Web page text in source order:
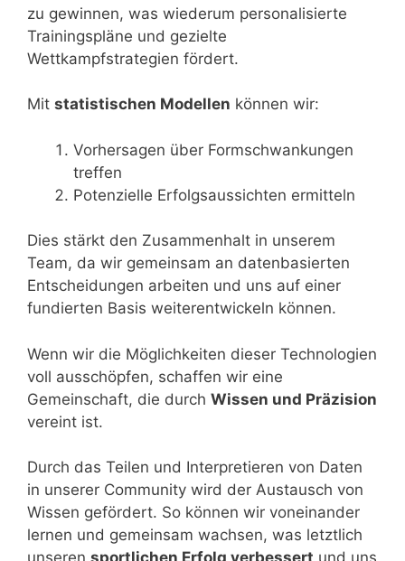
zu gewinnen, was wiederum personalisierte
Trainingspläne und gezielte
Wettkampfstrategien fördert.
Mit statistischen Modellen können wir:
Vorhersagen über Formschwankungen
treffen
Potenzielle Erfolgsaussichten ermitteln
Dies stärkt den Zusammenhalt in unserem
Team, da wir gemeinsam an datenbasierten
Entscheidungen arbeiten und uns auf einer
fundierten Basis weiterentwickeln können.
Wenn wir die Möglichkeiten dieser Technologien
voll ausschöpfen, schaffen wir eine
Gemeinschaft, die durch Wissen und Präzision
vereint ist.
Durch das Teilen und Interpretieren von Daten
in unserer Community wird der Austausch von
Wissen gefördert. So können wir voneinander
lernen und gemeinsam wachsen, was letztlich